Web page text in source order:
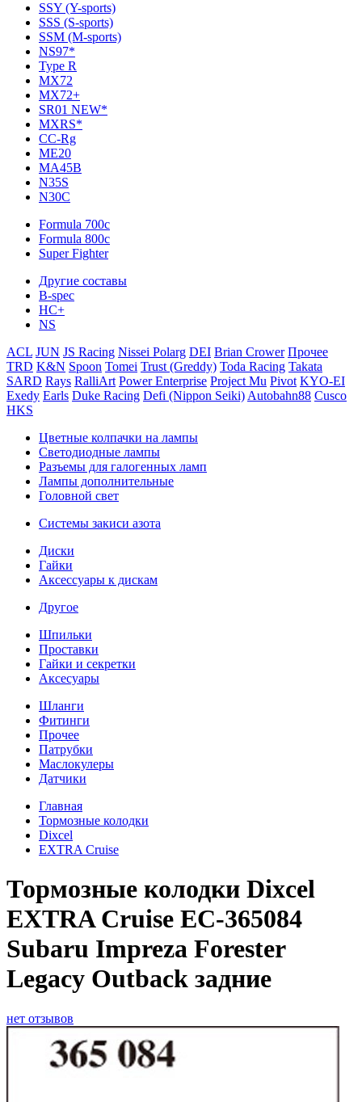
SSY (Y-sports)
SSS (S-sports)
SSM (M-sports)
NS97*
Type R
MX72
MX72+
SR01 NEW*
MXRS*
CC-Rg
ME20
MA45B
N35S
N30C
Formula 700c
Formula 800c
Super Fighter
Другие составы
B-spec
HC+
NS
ACL JUN JS Racing Nissei Polarg DEI Brian Crower Прочее
TRD K&N Spoon Tomei Trust (Greddy) Toda Racing Takata
SARD Rays RalliArt Power Enterprise Project Mu Pivot KYO-EI
Exedy Earls Duke Racing Defi (Nippon Seiki) Autobahn88 Cusco
HKS
Цветные колпачки на лампы
Светодиодные лампы
Разъемы для галогенных ламп
Лампы дополнительные
Головной свет
Системы закиси азота
Диски
Гайки
Аксессуары к дискам
Другое
Шпильки
Проставки
Гайки и секретки
Аксесуары
Шланги
Фитинги
Прочее
Патрубки
Маслокулеры
Датчики
Главная
Тормозные колодки
Dixcel
EXTRA Cruise
Тормозные колодки Dixcel
EXTRA Cruise EC-365084
Subaru Impreza Forester
Legacy Outback задние
нет отзывов